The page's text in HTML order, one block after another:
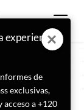
experiencia
de
exclusivas,
acceso a +120